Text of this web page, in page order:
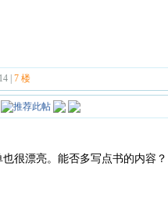
|7 楼
很漂亮。能否多写点书的内容？